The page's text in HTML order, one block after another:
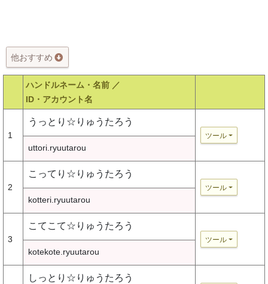
他おすすめ
ハンドルネーム・名前 ／
ID・アカウント名
1
うっとり☆りゅうたろう
ツール
uttori.ryuutarou
2
こってり☆りゅうたろう
ツール
kotteri.ryuutarou
3
こてこて☆りゅうたろう
ツール
kotekote.ryuutarou
しっとり☆りゅうたろう